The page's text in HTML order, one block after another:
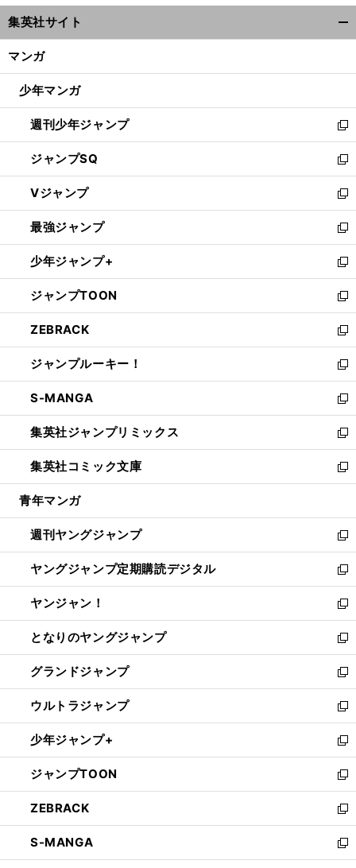
ウ
ィ
ン
ウ
開
く
集英社サイト
マンガ
少年マンガ
週刊少年ジャンプ
新
し
い
ウ
ィ
ン
ド
ウ
で
開
く
ジャンプSQ
新
し
い
ウ
ィ
ン
ド
ウ
で
開
く
Vジャンプ
新
し
い
ウ
ィ
ン
ド
ウ
で
開
く
最強ジャンプ
新
し
い
ウ
ィ
ン
ド
ウ
で
開
く
少年ジャンプ+
新
し
い
ウ
ィ
ン
ド
ウ
で
開
く
ジャンプTOON
新
し
い
ウ
ィ
ン
ド
ウ
で
開
く
ZEBRACK
新
し
い
ウ
ィ
ン
ド
ウ
で
開
ジャンプルーキー！
新
し
い
ウ
ィ
ン
ド
ウ
開
く
S-MANGA
新
し
い
ウ
ィ
ン
ウ
で
開
く
集英社ジャンプリミックス
新
し
い
ウ
ン
ド
ウ
で
開
く
集英社コミック文庫
新
し
ウ
ィ
ン
ド
ウ
で
開
く
青年マンガ
週刊ヤングジャンプ
新
し
い
ウ
ィ
ン
ド
ウ
で
開
く
ヤングジャンプ定期購読デジタル
新
し
い
ウ
ィ
ン
ド
ウ
で
開
く
ヤンジャン！
新
し
い
ウ
ィ
ン
ド
ウ
で
開
く
となりのヤングジャンプ
新
し
い
ウ
ィ
ン
ド
ウ
で
開
く
グランドジャンプ
新
し
い
ウ
ィ
ン
ド
ウ
で
開
く
ウルトラジャンプ
新
し
い
ウ
ィ
ン
ド
ウ
で
開
少年ジャンプ+
新
し
い
ウ
ィ
ン
ド
ウ
ジャンプTOON
新
し
い
ウ
ィ
ン
ZEBRACK
新
し
い
ウ
S-MANGA
新
し